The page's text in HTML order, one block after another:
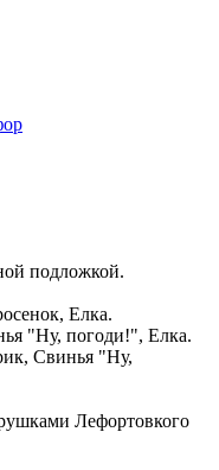
подложкой.
Елка.
"Ну, погоди!", Елка.
Свинья "Ну,
Лефортовкого